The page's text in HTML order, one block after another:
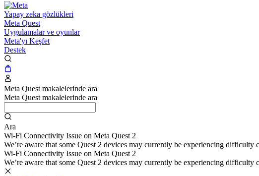
Yapay zeka gözlükleri
Meta Quest
Uygulamalar ve oyunlar
Meta'yı Keşfet
Destek
Meta Quest makalelerinde ara
Meta Quest makalelerinde ara
Ara
Wi-Fi Connectivity Issue on Meta Quest 2
We’re aware that some Quest 2 devices may currently be experiencing
Wi-Fi Connectivity Issue on Meta Quest 2
We’re aware that some Quest 2 devices may currently be experiencing